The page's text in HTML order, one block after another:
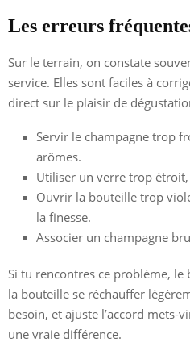
Les erreurs
Sur le terrain, on constate
service. Elles sont faciles à
direct sur le plaisir de
Servir le champagne trop
arômes.
Utiliser un verre trop
Ouvrir la bouteille trop
la finesse.
Associer un champagne
Si tu rencontres ce problème,
la bouteille se réchauffer
besoin, et ajuste l’accord mets-
une vraie différence.